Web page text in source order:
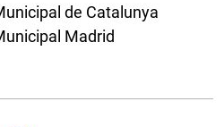
de Catalunya
Madrid